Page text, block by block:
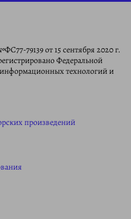
79139 от 15 сентября 2020 г.
Федеральной
технологий и
произведений